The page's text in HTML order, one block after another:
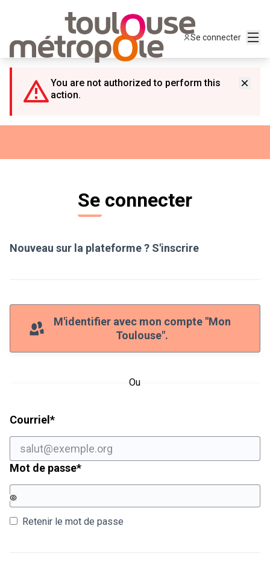
Se connecter
You are not authorized to perform this
action.
Se connecter
Nouveau sur la plateforme ? S'inscrire
M'identifier avec mon compte "Mon
Toulouse".
Ou
Courriel *Champ obligatoire
Mot de passe*Champ obligatoire
Retenir le mot de passe